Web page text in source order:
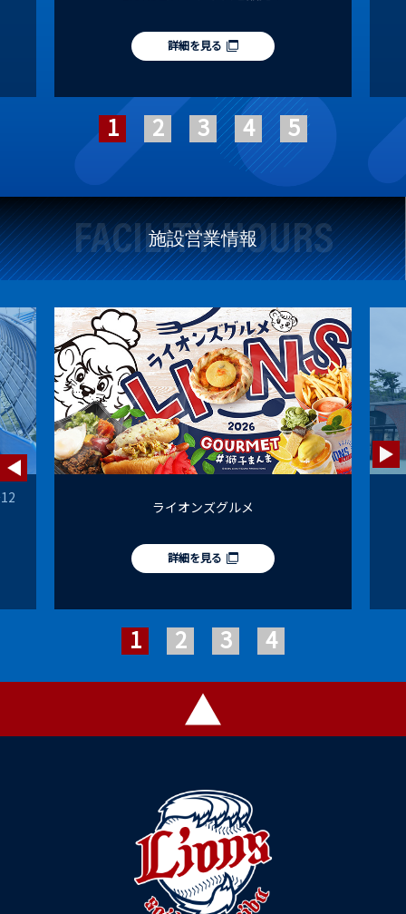
詳細を見る
FACILITY HOURS
施設営業情報
ライオンズグルメ
詳細を見る